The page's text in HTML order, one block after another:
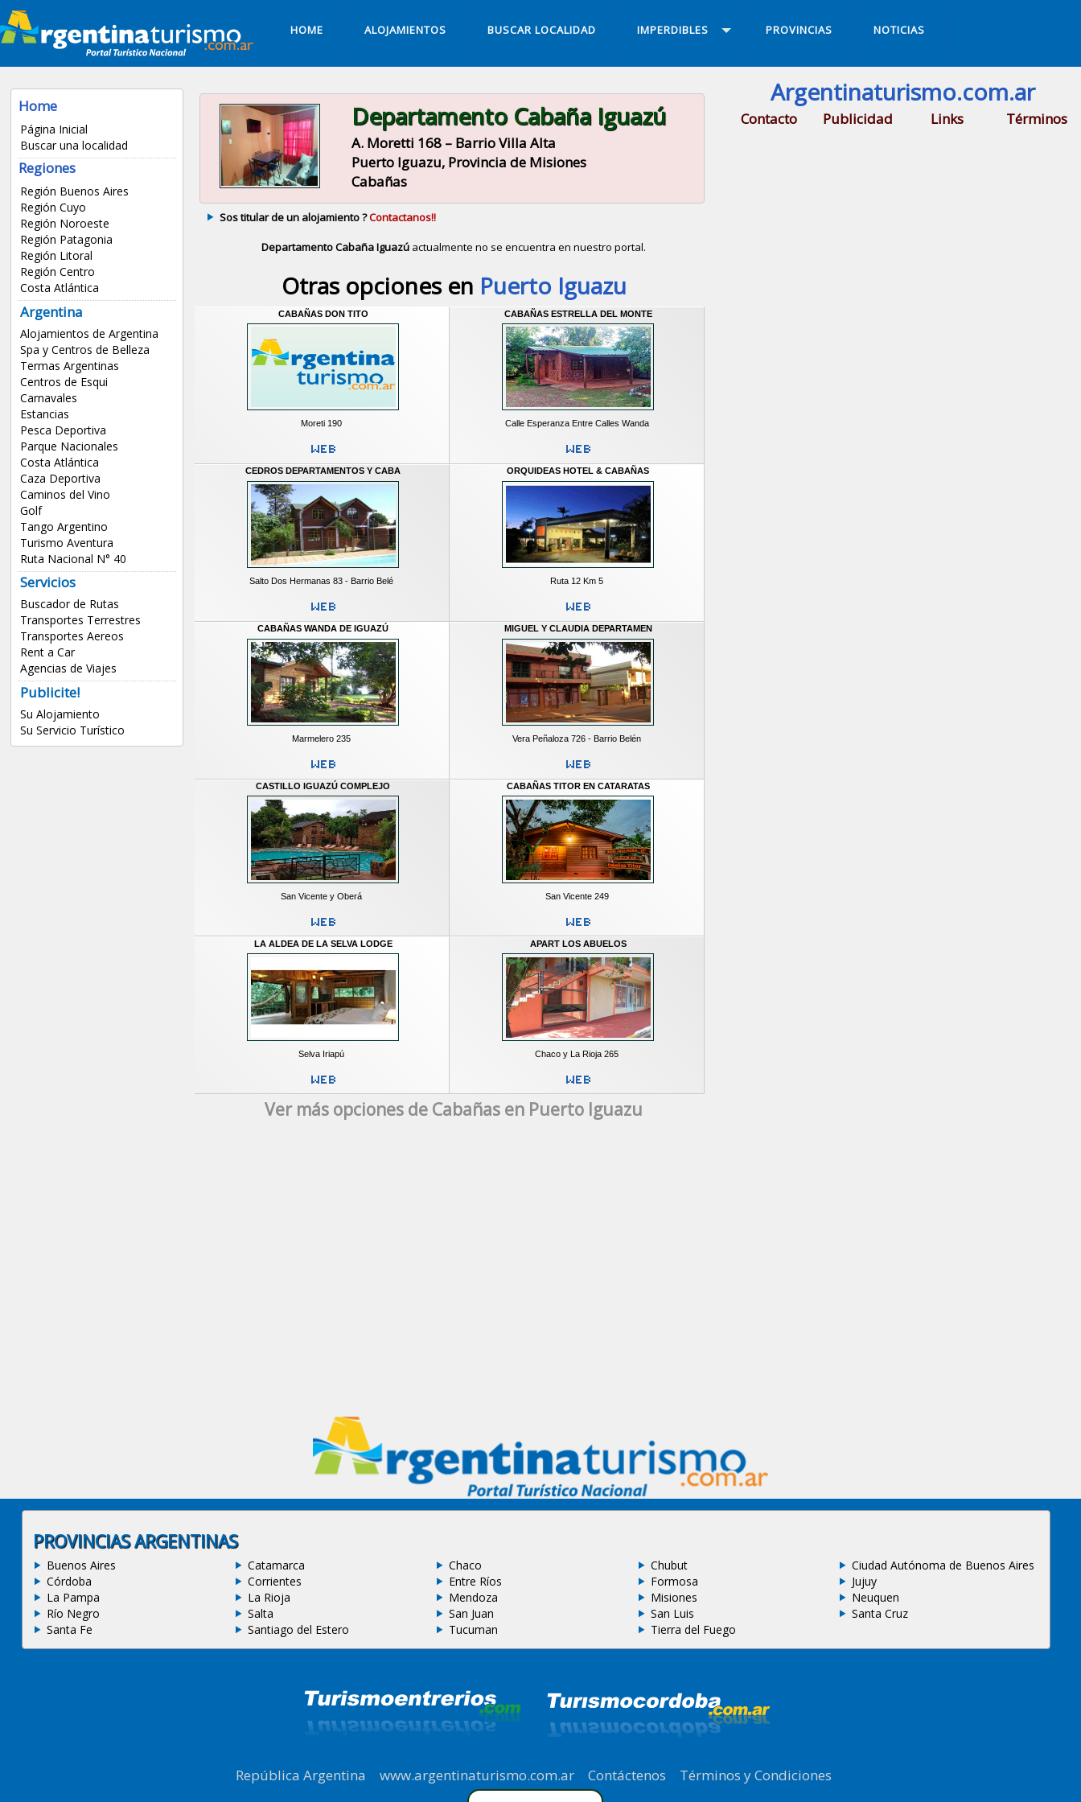
HOME ALOJAMIENTOS BUSCAR LOCALIDAD IMPERDIBLES PROVINCIAS NOTICIAS
Home
Página Inicial
Buscar una localidad
Regiones
Región Buenos Aires
Región Cuyo
Región Noroeste
Región Patagonia
Región Litoral
Región Centro
Costa Atlántica
Argentina
Alojamientos de Argentina
Spa y Centros de Belleza
Termas Argentinas
Centros de Esqui
Carnavales
Estancias
Pesca Deportiva
Parque Nacionales
Costa Atlántica
Caza Deportiva
Caminos del Vino
Golf
Tango Argentino
Turismo Aventura
Ruta Nacional N° 40
Servicios
Buscador de Rutas
Transportes Terrestres
Transportes Aereos
Rent a Car
Agencias de Viajes
Publicite!
Su Alojamiento
Su Servicio Turístico
Departamento Cabaña Iguazú
A. Moretti 168 – Barrio Villa Alta
Puerto Iguazu, Provincia de Misiones
Cabañas
Sos titular de un alojamiento ?Contactanos!!
Departamento Cabaña Iguazú actualmente no se encuentra en nuestro portal.
Otras opciones en Puerto Iguazu
CABAÑAS DON TITO
Moreti 190
CABAÑAS ESTRELLA DEL MONTE
Calle Esperanza Entre Calles Wanda
CEDROS DEPARTAMENTOS Y CABA
Salto Dos Hermanas 83 - Barrio Belé
ORQUIDEAS HOTEL & CABAÑAS
Ruta 12 Km 5
CABAÑAS WANDA DE IGUAZÚ
Marmelero 235
MIGUEL Y CLAUDIA DEPARTAMEN
Vera Peñaloza 726 - Barrio Belén
CASTILLO IGUAZÚ COMPLEJO
San Vicente y Oberá
CABAÑAS TITOR EN CATARATAS
San Vicente 249
LA ALDEA DE LA SELVA LODGE
Selva Iriapú
APART LOS ABUELOS
Chaco y La Rioja 265
Ver más opciones de Cabañas en Puerto Iguazu
Argentinaturismo.com.ar
Contacto Publicidad Links Términos
PROVINCIAS ARGENTINAS
Buenos Aires Catamarca Chaco Chubut
Ciudad Autónoma de Buenos Aires
Córdoba
Corrientes Entre Ríos Formosa
Jujuy
La Pampa
La Rioja Mendoza Misiones
Neuquen
Río Negro
Salta San Juan San Luis
Santa Cruz
Santa Fe
Santiago del Estero Tucuman Tierra del Fuego
República Argentina www.argentinaturismo.com.ar| Contáctenos Términos y Condiciones